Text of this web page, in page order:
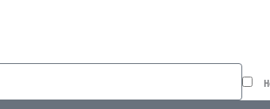
Politica
de